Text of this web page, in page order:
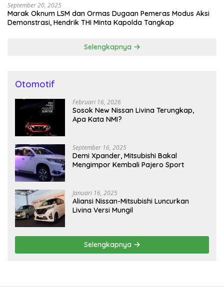
September 20, 2025
Marak Oknum LSM dan Ormas Dugaan Pemeras Modus Aksi
Demonstrasi, Hendrik THI Minta Kapolda Tangkap
Selengkapnya
Otomotif
Februari 16, 2026
Sosok New Nissan Livina Terungkap,
Apa Kata NMI?
September 16, 2025
Demi Xpander, Mitsubishi Bakal
Mengimpor Kembali Pajero Sport
Januari 16, 2025
Aliansi Nissan-Mitsubishi Luncurkan
Livina Versi Mungil
Selengkapnya